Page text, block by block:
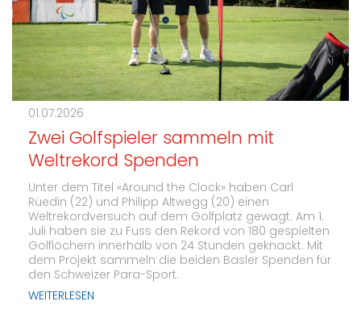
01.07.2026
Zwei Golfspieler sammeln mit
Weltrekord Spenden
Unter dem Titel «Around the Clock» haben Carl
Rüedin (22) und Philipp Altwegg (20) einen
Weltrekordversuch auf dem Golfplatz gewagt. Am 1.
Juli haben sie zu Fuss den Rekord von 180 gespielten
Golflöchern innerhalb von 24 Stunden geknackt. Mit
dem Projekt sammeln die beiden Basler Spenden für
den Schweizer Para-Sport.
WEITERLESEN